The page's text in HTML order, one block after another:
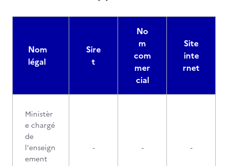
Nom
légal
Sire
t
No
m
com
mer
cial
Site
inte
rnet
Ministèr
e chargé
de
l'enseign
ement
- - -